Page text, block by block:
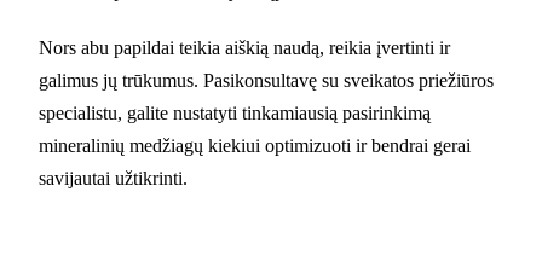
Nors abu papildai teikia aiškią naudą, reikia įvertinti ir
galimus jų trūkumus. Pasikonsultavę su sveikatos priežiūros
specialistu, galite nustatyti tinkamiausią pasirinkimą
mineralinių medžiagų kiekiui optimizuoti ir bendrai gerai
savijautai užtikrinti.